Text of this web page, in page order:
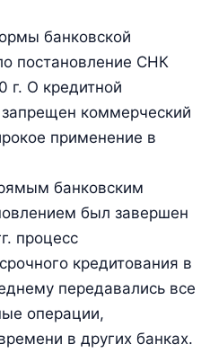
банковской
постановление СНК
г. О кредитной
коммерческий
применение в
банковским
был завершен
процесс
кредитования в
передавались все
операции,
в других банках.